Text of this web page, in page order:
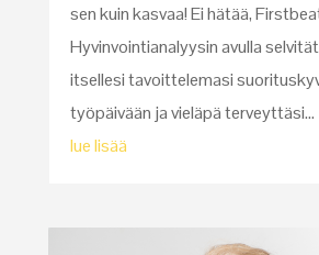
sen kuin kasvaa! Ei hätää,
Hyvinvointianalyysin avulla
itsellesi tavoittelemasi
työpäivään ja vieläpä terveyttäsi...
lue lisää